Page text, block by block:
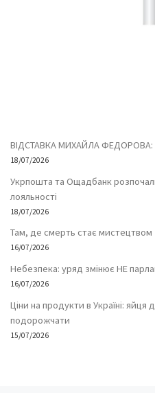
ВІДСТАВКА МИХАЙЛА ФЕДОРОВА:
18/07/2026
Укрпошта та Ощадбанк
лояльності
18/07/2026
Там, де смерть стає мистецтвом
16/07/2026
Небезпека: уряд змінює НЕ
16/07/2026
Ціни на продукти в Україні:
подорожчати
15/07/2026